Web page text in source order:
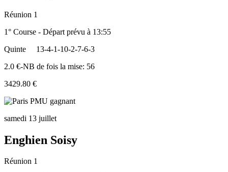
Réunion 1
1° Course - Départ prévu à 13:55
Quinte
13-4-1-10-2-7-6-3
2.0 €-NB de fois la mise: 56
3429.80 €
samedi 13 juillet
Enghien Soisy
Réunion 1